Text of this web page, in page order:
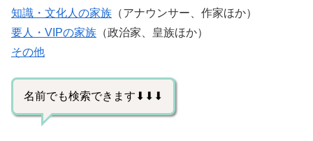
知識・文化人の家族 （アナウンサー、作家ほか）
要人・VIPの家族 （政治家、皇族ほか）
その他
名前でも検索できます⬇⬇⬇